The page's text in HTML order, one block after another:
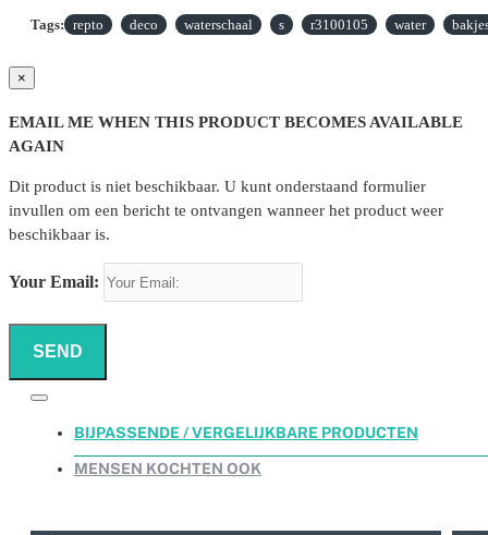
Tags: repto deco waterschaal s r3100105 water
×
EMAIL ME WHEN THIS PRODUCT BECOMES AVAILABLE
AGAIN
Dit product is niet beschikbaar. U kunt onderstaand formulier
invullen om een bericht te ontvangen wanneer het product weer
beschikbaar is.
Your Email:
SEND
BIJPASSENDE / VERGELIJKBARE PRODUCTEN
MENSEN KOCHTEN OOK